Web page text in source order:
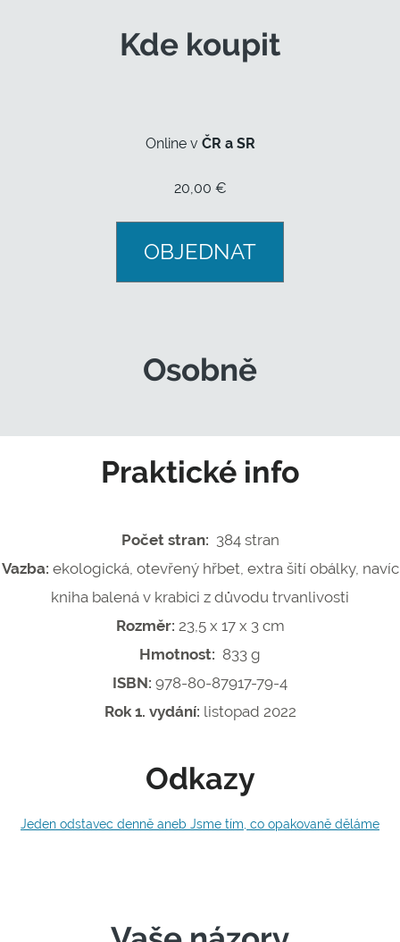
Kde koupit
Online v ČR a SR
20,00 €
OBJEDNAT
Osobně
Praktické info
Počet stran: 384 stran
Vazba: ekologická, otevřený hřbet, extra šití obálky, navíc
kniha balená v krabici z důvodu trvanlivosti
Rozměr: 23,5 x 17 x 3 cm
Hmotnost: 833 g
ISBN: 978-80-87917-79-4
Rok 1. vydání: listopad 2022
Odkazy
Jeden odstavec denně aneb Jsme tím, co opakovaně děláme